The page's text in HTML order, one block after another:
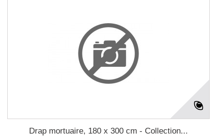
Drap mortuaire, 180 x 300 cm - Collection...